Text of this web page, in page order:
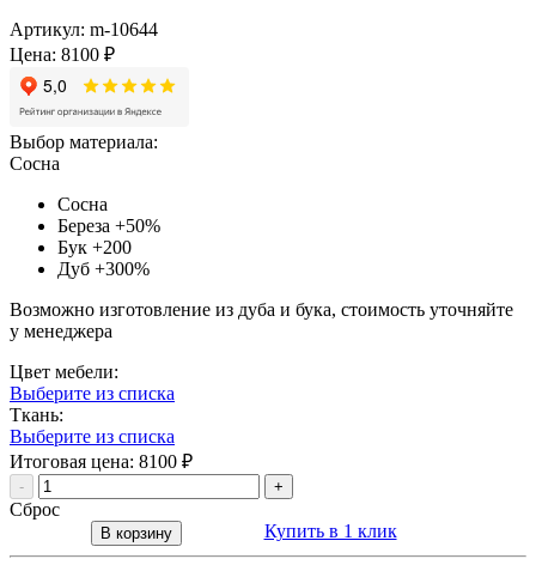
Артикул: m-10644
Цена: 8100 ₽
Выбор материала:
Сосна
Сосна
Береза +50%
Бук +200
Дуб +300%
Возможно изготовление из дуба и бука, стоимость уточняйте
у менеджера
Цвет мебели:
Выберите из списка
Ткань:
Выберите из списка
Итоговая цена: 8100 ₽
- +
Сброс
В корзину Купить в 1 клик